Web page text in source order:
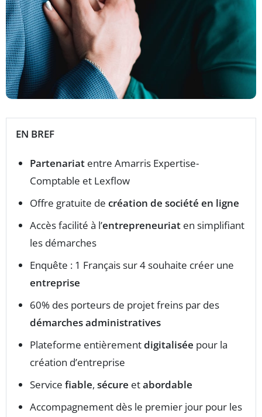
EN BREF
Partenariat entre Amarris Expertise-
Comptable et Lexflow
Offre gratuite de création de société en ligne
Accès facilité à l’entrepreneuriat en simplifiant
les démarches
Enquête : 1 Français sur 4 souhaite créer une
entreprise
60% des porteurs de projet freins par des
démarches administratives
Plateforme entièrementdigitalisée pour la
création d’entreprise
Service fiable, sécure etabordable
Accompagnement dès le premier jour pour les